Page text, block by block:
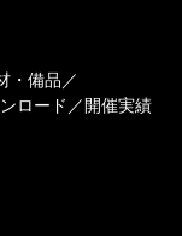
・備品
ロード 開催実績